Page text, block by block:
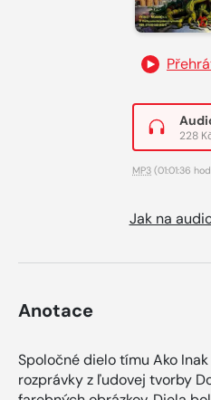
228
MP3 (01:01:36
Jak na
Anotace
Spoločné dielo tímu Ako
rozprávky z ľudovej tvorby